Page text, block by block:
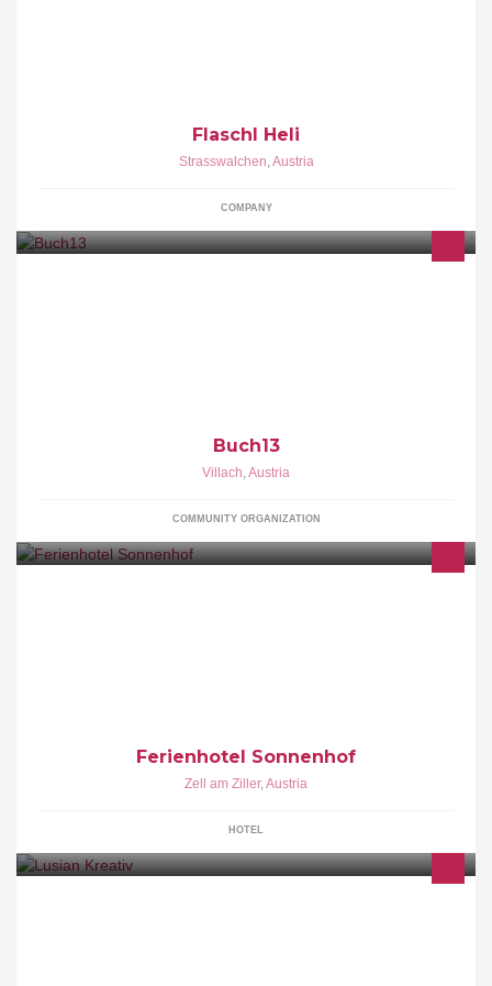
Flaschl Heli
Strasswalchen,Austria
COMPANY
Buch13
Villach,Austria
COMMUNITY ORGANIZATION
Ferienhotel Sonnenhof
Zell am Ziller,Austria
HOTEL